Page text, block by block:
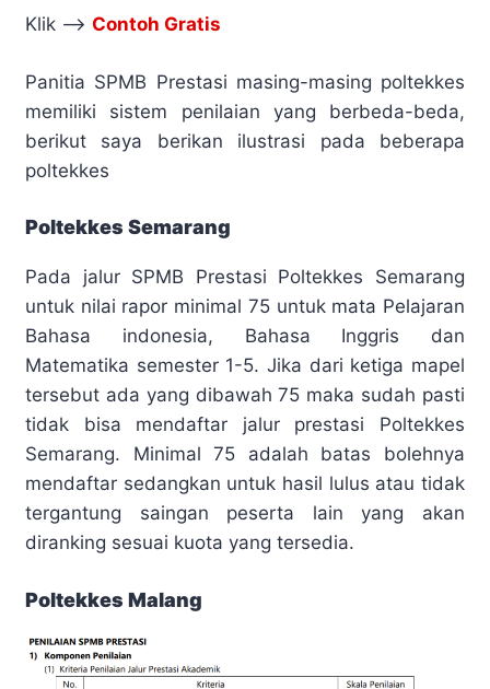
Klik –> Contoh Gratis
Panitia SPMB Prestasi masing-masing poltekkes
memiliki sistem penilaian yang berbeda-beda,
berikut saya berikan ilustrasi pada beberapa
poltekkes
Poltekkes Semarang
Pada jalur SPMB Prestasi Poltekkes Semarang
untuk nilai rapor minimal 75 untuk mata Pelajaran
Bahasa indonesia, Bahasa Inggris dan
Matematika semester 1-5. Jika dari ketiga mapel
tersebut ada yang dibawah 75 maka sudah pasti
tidak bisa mendaftar jalur prestasi Poltekkes
Semarang. Minimal 75 adalah batas bolehnya
mendaftar sedangkan untuk hasil lulus atau tidak
tergantung saingan peserta lain yang akan
diranking sesuai kuota yang tersedia.
Poltekkes Malang